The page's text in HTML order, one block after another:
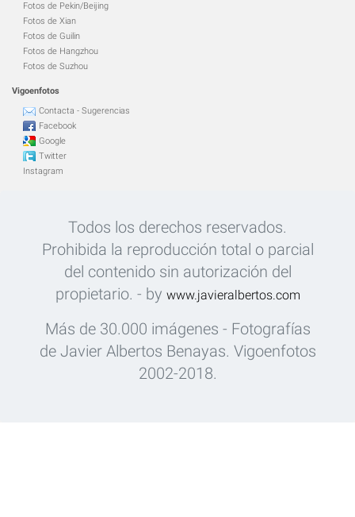
Fotos de Pekin/Beijing
Fotos de Xian
Fotos de Guilin
Fotos de Hangzhou
Fotos de Suzhou
Vigoenfotos
Contacta - Sugerencias
Facebook
Google
Twitter
Instagram
Todos los derechos reservados.
Prohibida la reproducción total o parcial
del contenido sin autorización del
propietario. - by www.javieralbertos.com
Más de 30.000 imágenes - Fotografías
de Javier Albertos Benayas. Vigoenfotos
2002-2018.